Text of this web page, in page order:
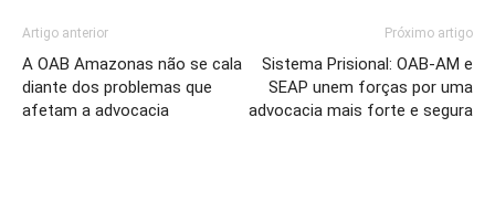
Artigo anterior
A OAB Amazonas não se cala
diante dos problemas que
afetam a advocacia
Próximo artigo
Sistema Prisional: OAB-AM e
SEAP unem forças por uma
advocacia mais forte e segura